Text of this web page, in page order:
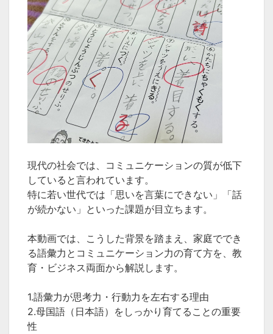
現代の社会では、コミュニケーションの質が低下
していると言われています。
特に若い世代では「思いを言葉にできない」「話
が続かない」といった課題が目立ちます。
本動画では、こうした背景を踏まえ、家庭ででき
る語彙力とコミュニケーション力の育て方を、教
育・ビジネス両面から解説します。
1.語彙力が思考力・行動力を左右する理由
2.母国語（日本語）をしっかり育てることの重要
性